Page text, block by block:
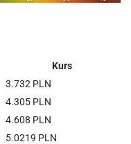
Kurs
3.732 PLN
4.305 PLN
4.608 PLN
5.0219 PLN